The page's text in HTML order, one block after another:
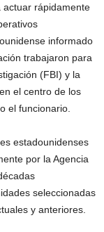
actuar rápidamente
informado
trabajaron para
(FBI) y la
el centro de los
el funcionario.
estadounidenses
por la Agencia
seleccionadas
y anteriores.